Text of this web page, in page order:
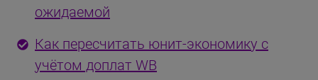
ожидаемой
Как пересчитать юнит-экономику с
учётом доплат WB